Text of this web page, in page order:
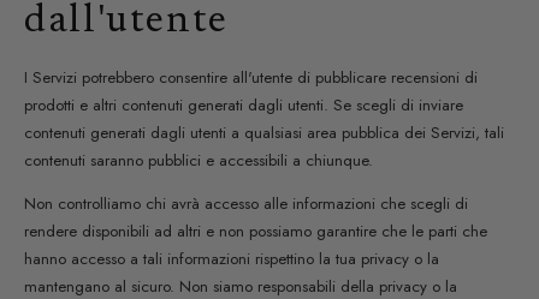
dall'utente
I Servizi potrebbero consentire all'utente di pubblicare recensioni di
prodotti e altri contenuti generati dagli utenti. Se scegli di inviare
contenuti generati dagli utenti a qualsiasi area pubblica dei Servizi, tali
contenuti saranno pubblici e accessibili a chiunque.
Non controlliamo chi avrà accesso alle informazioni che scegli di
rendere disponibili ad altri e non possiamo garantire che le parti che
hanno accesso a tali informazioni rispettino la tua privacy o la
mantengano al sicuro. Non siamo responsabili della privacy o la